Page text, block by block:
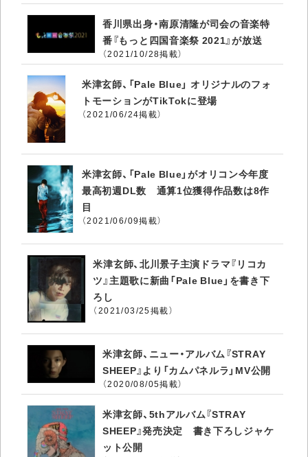
香川県出身・南原清隆が司会の音楽特
番『もっと四国音楽祭 2021』が放送
（2021/10/28掲載）
米津玄師、「Pale Blue」 オリジナルのフォ
トモーションがTikTokに登場
（2021/06/24掲載）
米津玄師、「Pale Blue」がオリコン今年度
最高初週DL数 通算1位獲得作品数は8作
目
（2021/06/09掲載）
米津玄師、北川景子主演ドラマ『リコカ
ツ』主題歌に新曲「Pale Blue」を書き下
ろし
（2021/03/25掲載）
米津玄師、ニュー・アルバム『STRAY
SHEEP』より「カムパネルラ」MV公開
（2020/08/05掲載）
米津玄師、5thアルバム『STRAY
SHEEP』発売決定 書き下ろしジャケ
ット公開